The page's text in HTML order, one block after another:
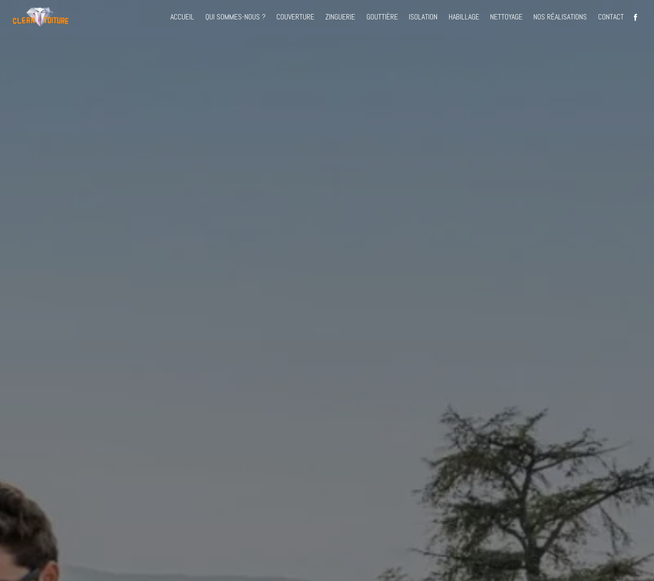
ACCUEIL QUI SOMMES-NOUS ? COUVERTURE ZINGUERIE GOUTTIÈRE ISOLATION HABILLAGE NETTOYAGE NOS RÉALISATIONS CONTACT
Panneau de gestion des cookies